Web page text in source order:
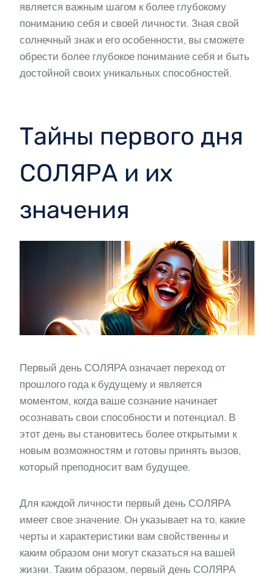
является важным шагом к более глубокому
пониманию себя и своей личности. Зная свой
солнечный знак и его особенности, вы сможете
обрести более глубокое понимание себя и быть
достойной своих уникальных способностей.
Тайны первого дня
СОЛЯРА и их
значения
Первый день СОЛЯРА означает переход от
прошлого года к будущему и является
моментом, когда ваше сознание начинает
осознавать свои способности и потенциал. В
этот день вы становитесь более открытыми к
новым возможностям и готовы принять вызов,
который преподносит вам будущее.
Для каждой личности первый день СОЛЯРА
имеет свое значение. Он указывает на то, какие
черты и характеристики вам свойственны и
каким образом они могут сказаться на вашей
жизни. Таким образом, первый день СОЛЯРА